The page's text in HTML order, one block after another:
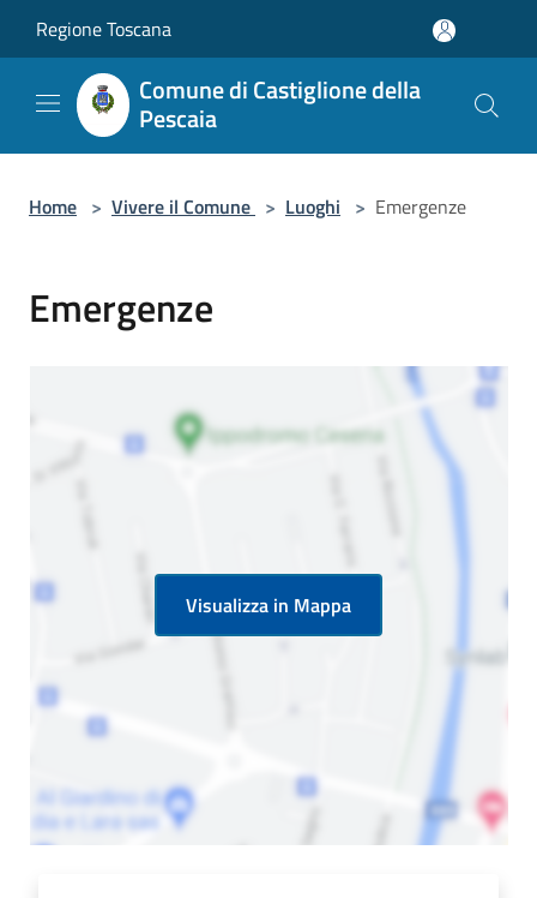
Regione Toscana
Comune di Castiglione della
Pescaia
Home > Vivere il Comune > Luoghi > Emergenze
Emergenze
Visualizza in Mappa